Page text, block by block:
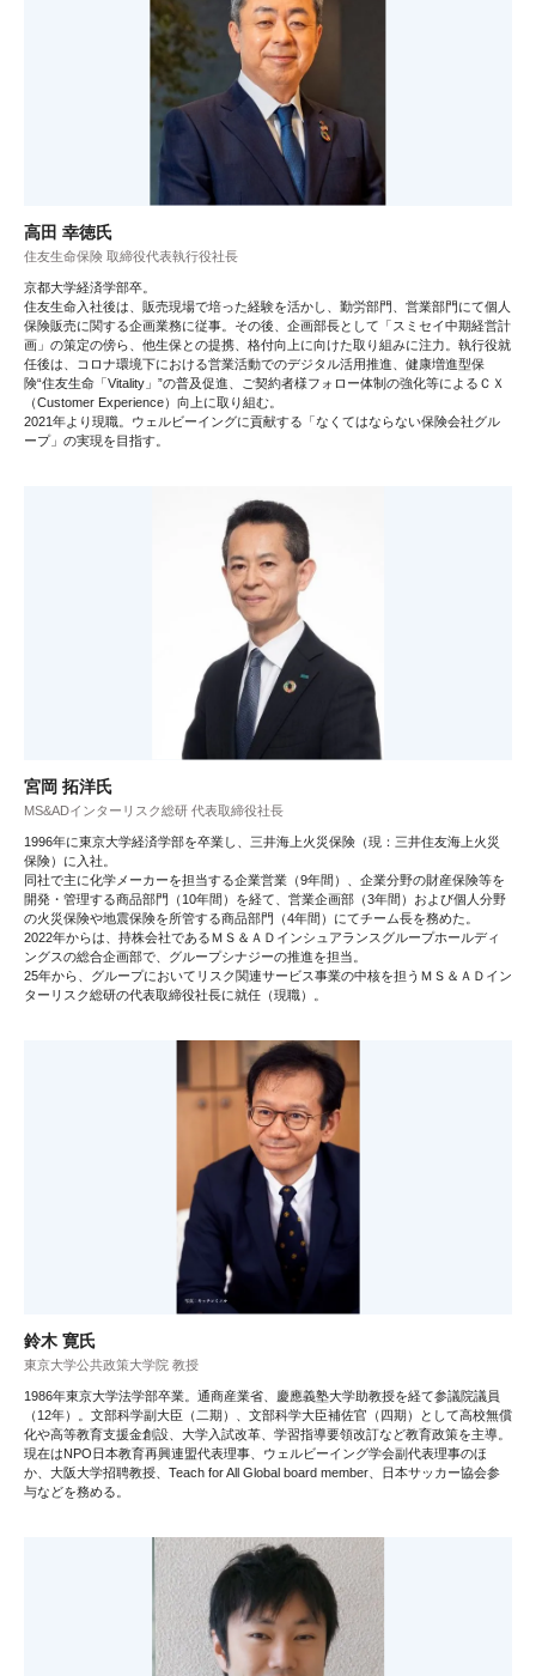
高田 幸徳氏
住友生命保険 取締役代表執行役社長
京都大学経済学部卒。
住友生命入社後は、販売現場で培った経験を活かし、勤労部門、営業部門にて個人
保険販売に関する企画業務に従事。その後、企画部長として「スミセイ中期経営計
画」の策定の傍ら、他生保との提携、格付向上に向けた取り組みに注力。執行役就
任後は、コロナ環境下における営業活動でのデジタル活用推進、健康増進型保
険“住友生命「Vitality」”の普及促進、ご契約者様フォロー体制の強化等によるＣＸ
（Customer Experience）向上に取り組む。
2021年より現職。ウェルビーイングに貢献する「なくてはならない保険会社グル
ープ」の実現を目指す。
宮岡 拓洋氏
MS&ADインターリスク総研 代表取締役社長
1996年に東京大学経済学部を卒業し、三井海上火災保険（現：三井住友海上火災
保険）に入社。
同社で主に化学メーカーを担当する企業営業（9年間）、企業分野の財産保険等を
開発・管理する商品部門（10年間）を経て、営業企画部（3年間）および個人分野
の火災保険や地震保険を所管する商品部門（4年間）にてチーム長を務めた。
2022年からは、持株会社であるＭＳ＆ＡＤインシュアランスグループホールディ
ングスの総合企画部で、グループシナジーの推進を担当。
25年から、グループにおいてリスク関連サービス事業の中核を担うＭＳ＆ＡＤイン
ターリスク総研の代表取締役社長に就任（現職）。
鈴木 寛氏
東京大学公共政策大学院 教授
1986年東京大学法学部卒業。通商産業省、慶應義塾大学助教授を経て参議院議員
（12年）。文部科学副大臣（二期）、文部科学大臣補佐官（四期）として高校無償
化や高等教育支援金創設、大学入試改革、学習指導要領改訂など教育政策を主導。
現在はNPO日本教育再興連盟代表理事、ウェルビーイング学会副代表理事のほ
か、大阪大学招聘教授、Teach for All Global board member、日本サッカー協会参
与などを務める。